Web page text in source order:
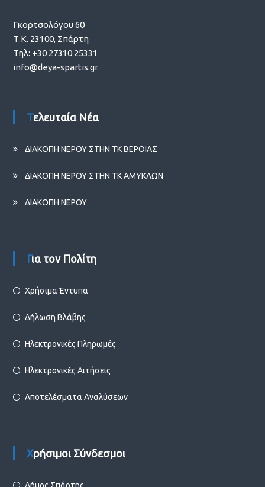
Γκορτσολόγου 60
Τ.Κ. 23100, Σπάρτη
Τηλ: +30 27310 25331
info@deya-spartis.gr
Τελευταία Νέα
ΔΙΑΚΟΠΗ ΝΕΡΟΥ ΣΤΗΝ ΤΚ ΒΕΡΟΙΑΣ
ΔΙΑΚΟΠΗ ΝΕΡΟΥ ΣΤΗΝ ΤΚ ΑΜΥΚΛΩΝ
ΔΙΑΚΟΠΗ ΝΕΡΟΥ
Για τον Πολίτη
Χρήσιμα Έντυπα
Δήλωση Βλάβης
Ηλεκτρονικές Πληρωμές
Ηλεκτρονικές Αιτήσεις
Αποτελέσματα Αναλύσεων
Χρήσιμοι Σύνδεσμοι